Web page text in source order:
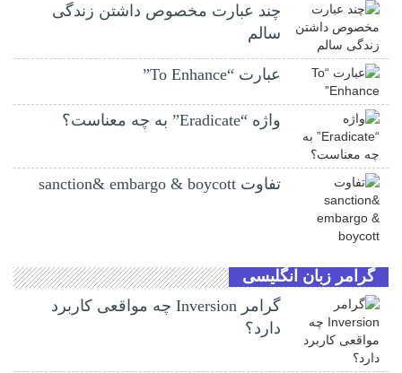
چند عبارت مخصوص داشتن زندگی
سالم
عبارت “To Enhance”
واژه “Eradicate” به چه معناست؟
تفاوت sanction& embargo & boycott
گرامر زبان انگلیسی
گرامر Inversion چه مواقعی کاربرد
دارد؟